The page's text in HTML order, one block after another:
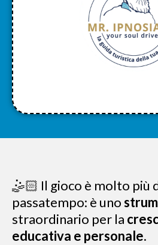
🤹🏻 Il gioco è molto più
passatempo: è uno
straordinario per la
educativa e personale.